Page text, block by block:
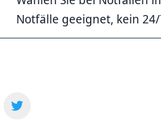
Notfälle geeignet, kein